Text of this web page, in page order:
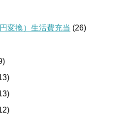
変換）生活費充当 (26)